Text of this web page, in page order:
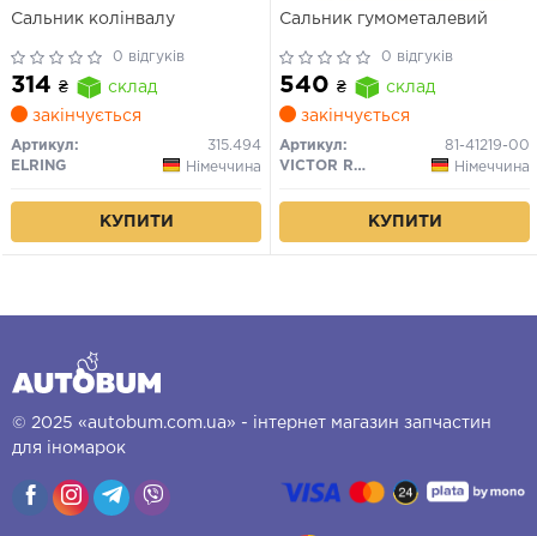
Сальник колінвалу
0 відгуків
314 ₴
склад
закінчується
Артикул:
315.494
ELRING
Німеччина
КУПИТИ
Сальник гумометалевий
0 відгуків
540 ₴
склад
закінчується
Артикул:
81-41219-00
VICTOR REINZ
Німеччина
КУПИТИ
© 2025 «autobum.com.ua» - інтернет магазин запчастин
для іномарок